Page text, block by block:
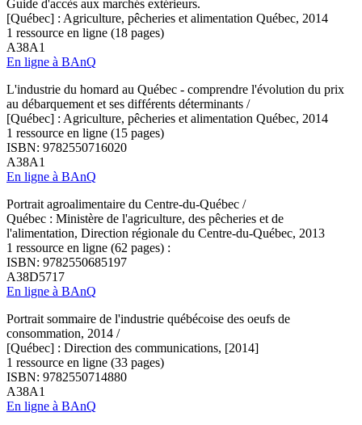
Guide d'accès aux marchés extérieurs.
[Québec] : Agriculture, pêcheries et alimentation Québec, 2014
1 ressource en ligne (18 pages)
A38A1
En ligne à BAnQ
L'industrie du homard au Québec - comprendre l'évolution du prix
au débarquement et ses différents déterminants /
[Québec] : Agriculture, pêcheries et alimentation Québec, 2014
1 ressource en ligne (15 pages)
ISBN: 9782550716020
A38A1
En ligne à BAnQ
Portrait agroalimentaire du Centre-du-Québec /
Québec : Ministère de l'agriculture, des pêcheries et de
l'alimentation, Direction régionale du Centre-du-Québec, 2013
1 ressource en ligne (62 pages) :
ISBN: 9782550685197
A38D5717
En ligne à BAnQ
Portrait sommaire de l'industrie québécoise des oeufs de
consommation, 2014 /
[Québec] : Direction des communications, [2014]
1 ressource en ligne (33 pages)
ISBN: 9782550714880
A38A1
En ligne à BAnQ